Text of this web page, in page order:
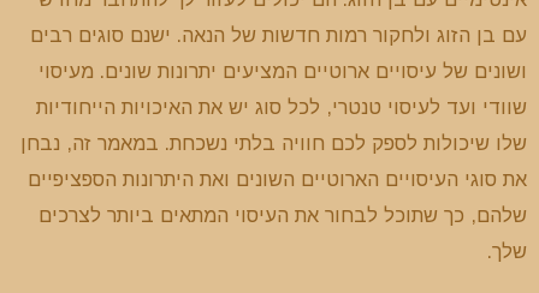
עם בן הזוג ולחקור רמות חדשות של הנאה. ישנם סוגים רבים
ושונים של עיסויים ארוטיים המציעים יתרונות שונים. מעיסוי
שוודי ועד לעיסוי טנטרי, לכל סוג יש את האיכויות הייחודיות
שלו שיכולות לספק לכם חוויה בלתי נשכחת. במאמר זה, נבחן
את סוגי העיסויים הארוטיים השונים ואת היתרונות הספציפיים
שלהם, כך שתוכל לבחור את העיסוי המתאים ביותר לצרכים
שלך.